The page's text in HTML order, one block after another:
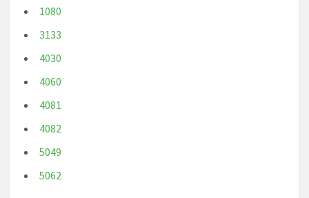
1080
3133
4030
4060
4081
4082
5049
5062